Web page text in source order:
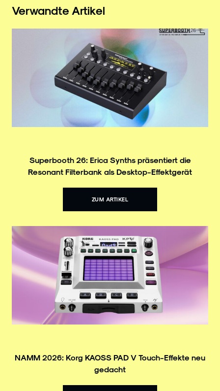
Verwandte Artikel
Superbooth 26: Erica Synths präsentiert die
Resonant Filterbank als Desktop-Effektgerät
ZUM ARTIKEL
NAMM 2026: Korg KAOSS PAD V Touch-Effekte neu
gedacht